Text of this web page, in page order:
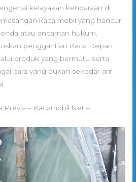
kelayakan kendaraan di
kaca mobil yang hancur
atau ancaman hukum.
penggantian Kaca Depan
produk yang bermutu serta
cara yang bukan sekedar arif
Previa – Kacamobil.Net –